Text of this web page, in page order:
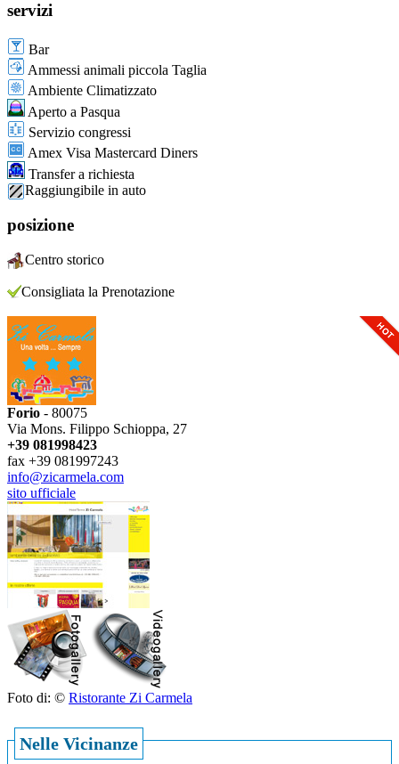
servizi
Bar
Ammessi animali piccola Taglia
Ambiente Climatizzato
Aperto a Pasqua
Servizio congressi
Amex Visa Mastercard Diners
Transfer a richiesta
Raggiungibile in auto
posizione
Centro storico
Consigliata la Prenotazione
Forio - 80075
Via Mons. Filippo Schioppa, 27
+39 081998423
fax +39 081997243
info@zicarmela.com
sito ufficiale
Foto di: © Ristorante Zi Carmela
Nelle Vicinanze